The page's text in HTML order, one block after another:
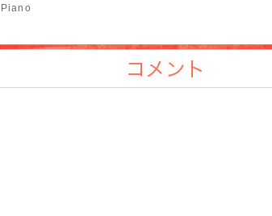
Piano
コメント